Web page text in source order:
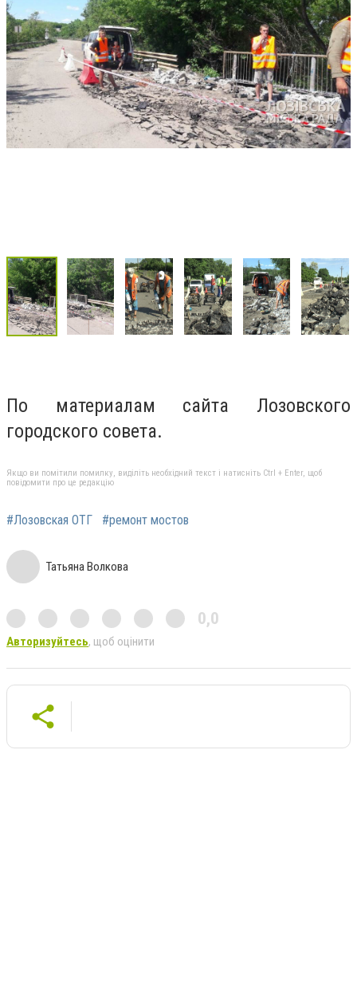
По материалам сайта Лозовского
городского совета.
Якщо ви помітили помилку, виділіть необхідний текст і натисніть Ctrl + Enter, щоб
повідомити про це редакцію
#Лозовская ОТГ #ремонт мостов
Татьяна Волкова
0,0
Авторизуйтесь, щоб оцінити